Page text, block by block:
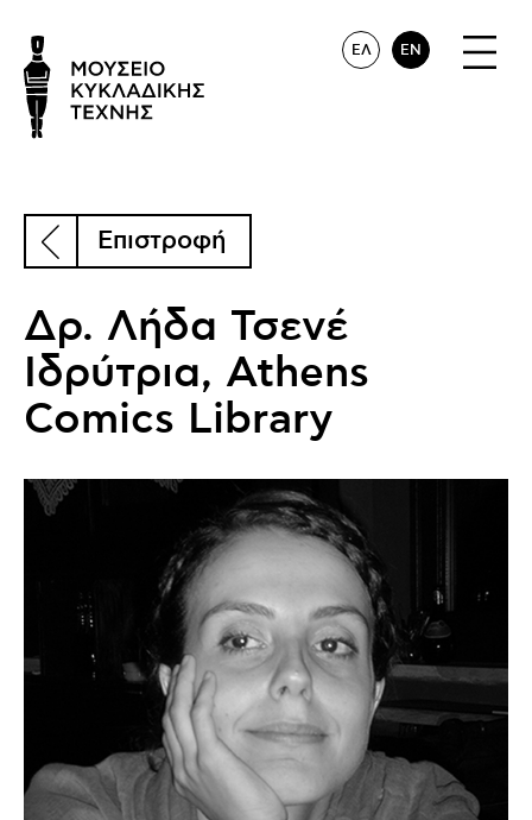
ΕΛ EN
Επιστροφή
Δρ. Λήδα Τσενέ
Ιδρύτρια, Athens
Comics Library